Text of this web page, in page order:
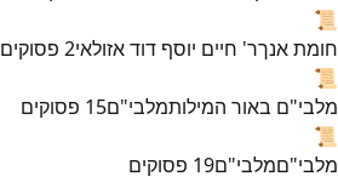
📜
חומת אנךר' חיים יוסף דוד אזולאי2 פסוקים
📜
מלבי"ם באור המילותמלבי"ם15 פסוקים
📜
מלבי"םמלבי"ם19 פסוקים